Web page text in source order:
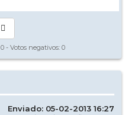
0 - Votos negativos: 0
Enviado: 05-02-2013 16:27